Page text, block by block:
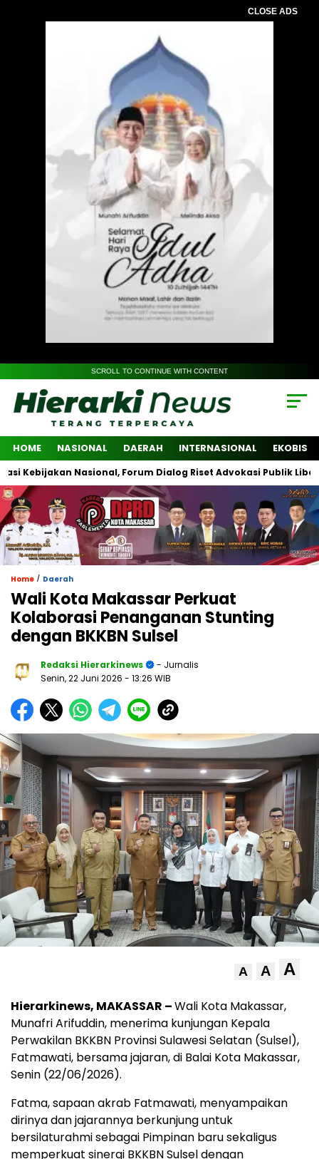
CLOSE ADS
SCROLL TO CONTINUE WITH CONTENT
HOME NASIONAL DAERAH INTERNASIONAL EKOBIS
Nasional, Forum Dialog Riset Advokasi Publik
Home / Daerah
Wali Kota Makassar Perkuat
Kolaborasi Penanganan Stunting
dengan BKKBN Sulsel
Redaksi Hierarkinews
- Jurnalis
Senin, 22 Juni 2026 - 13:26 WIB
A A A
Hierarkinews, MAKASSAR –Wali Kota Makassar,
Munafri Arifuddin, menerima kunjungan Kepala
Perwakilan BKKBN Provinsi Sulawesi Selatan (Sulsel),
Fatmawati, bersama jajaran, di Balai Kota Makassar,
Senin (22/06/2026).
Fatma, sapaan akrab Fatmawati, menyampaikan
dirinya dan jajarannya berkunjung untuk
bersilaturahmi sebagai Pimpinan baru sekaligus
memperkuat sinergi BKKBN Sulsel dengan